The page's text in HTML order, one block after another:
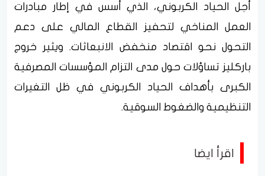
أجل الحياد الكربوني، الذي أُسس في إطار مبادرات
العمل المناخي لتحفيز القطاع المالي على دعم
التحول نحو اقتصاد منخفض الانبعاثات. ويثير خروج
باركليز تساؤلات حول مدى التزام المؤسسات المصرفية
الكبرى بأهداف الحياد الكربوني في ظل التغيرات
التنظيمية والضغوط السوقية.
اقرأ ايضا